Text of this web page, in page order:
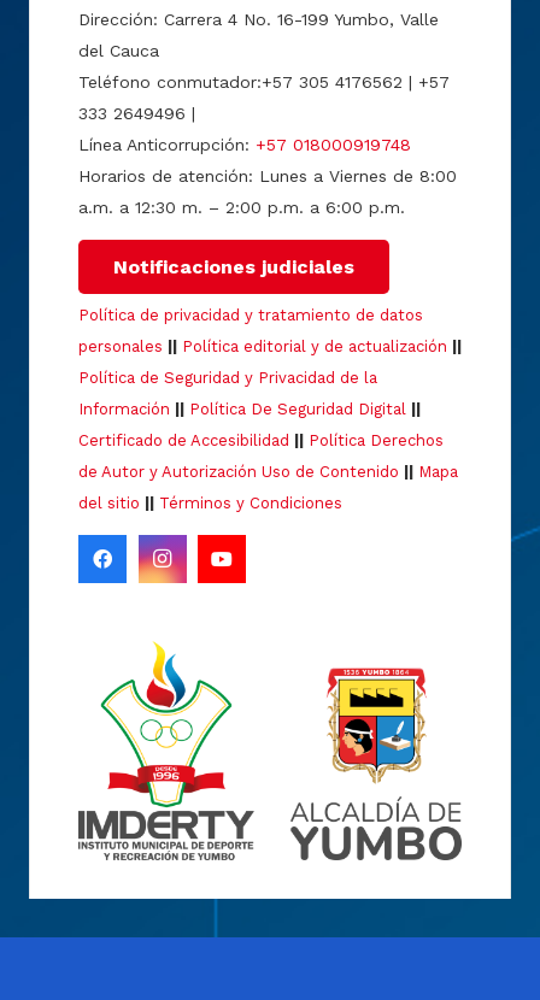
Dirección: Carrera 4 No. 16-199 Yumbo, Valle
del Cauca
Teléfono conmutador:+57 305 4176562 | +57
333 2649496 |
Línea Anticorrupción: +57 018000919748
Horarios de atención: Lunes a Viernes de 8:00
a.m. a 12:30 m. – 2:00 p.m. a 6:00 p.m.
Notificaciones judiciales
Política de privacidad y tratamiento de datos
personales
Política editorial y de actualización
Política de Seguridad y Privacidad de la
Información
Política De Seguridad Digital
Certificado de Accesibilidad
Política Derechos
de Autor y Autorización Uso de Contenido
Mapa
del sitio
Términos y Condiciones